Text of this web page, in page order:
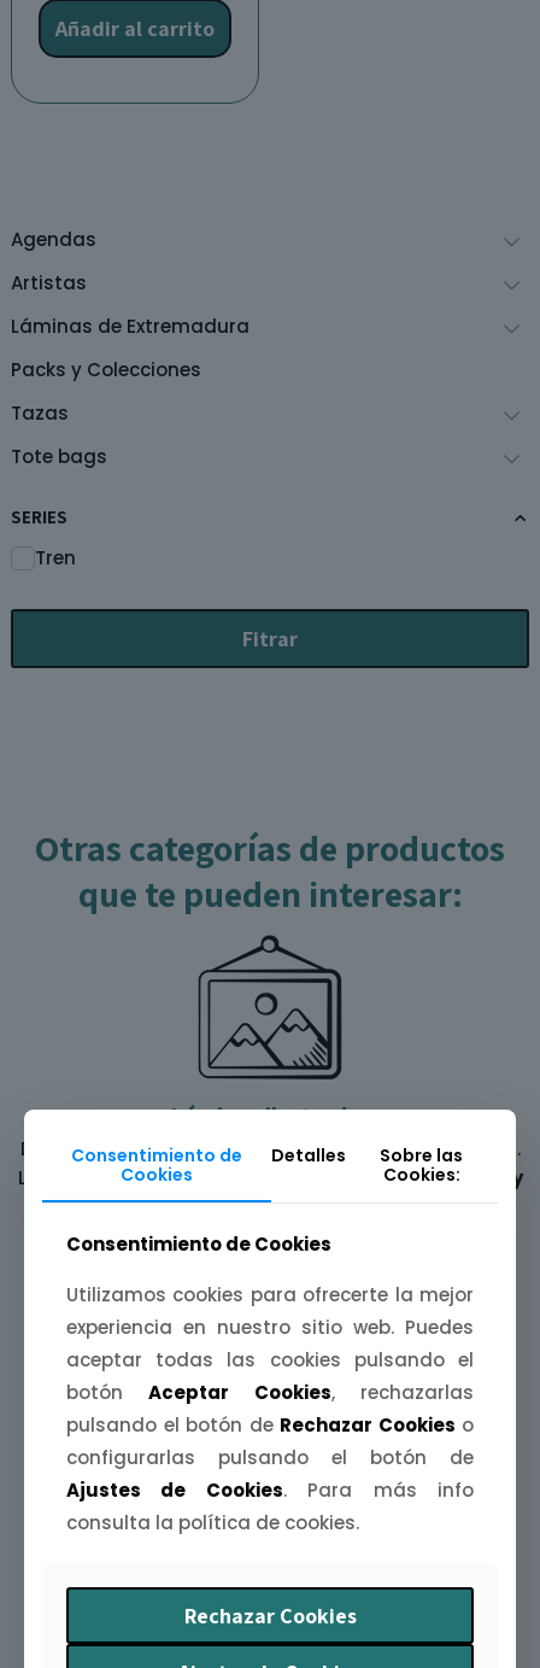
Agendas
Artistas
Láminas de Extremadura
Packs y Colecciones
Tazas
Tote bags
SERIES
Tren
Fitrar
Añadir al carrito
Otras categorías de productos
que te pueden interesar:
Láminas ilustradas
Decora tus paredes con unamijina de Extremadura .
Láminas A4, A5 y A6 inspiradas en
paisajes, fiestas y
leyendasde nuestra tierra.
Agendas Extremeñas
Organiza tu año con arte y humor. LaAgenda
Extremeña 2026te acompaña mes a mes con
ilustraciones y curiosidades
Consentimiento de
Cookies
Detalles
Sobre las
Cookies:
Consentimiento de Cookies
Utilizamos cookies para ofrecerte la mejor
experiencia en nuestro sitio web. Puedes
aceptar todas las cookies pulsando el
botónAceptar Cookies, rechazarlas
pulsando el botón de Rechazar Cookies o
configurarlas pulsando el botón de
Ajustes de Cookies. Para más info
consulta la política de cookies.
Rechazar Cookies